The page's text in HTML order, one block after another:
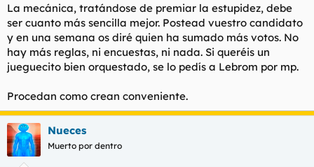
La mecánica, tratándose de premiar la estupidez, debe
ser cuanto más sencilla mejor. Postead vuestro candidato
y en una semana os diré quien ha sumado más votos. No
hay más reglas, ni encuestas, ni nada. Si queréis un
jueguecito bien orquestado, se lo pedís a Lebrom por mp.
Procedan como crean conveniente.
Nueces
Muerto por dentro